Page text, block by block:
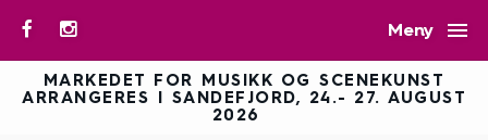
Meny 
MARKEDET FOR MUSIKK OG SCENEKUNST
ARRANGERES I SANDEFJORD, 24.- 27. AUGUST
2026